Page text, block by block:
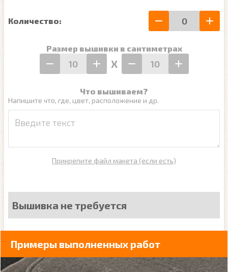
Количество:
Размер вышивки в сантиметрах
Х
Что вышиваем?
Напишите что, где, цвет, расположение и др.
Прикрепите файл макета (если есть)
Вышивка не требуется
Примеры выполненных работ